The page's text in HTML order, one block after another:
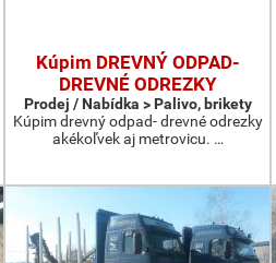
Kúpim DREVNÝ ODPAD-
DREVNÉ ODREZKY
Prodej / Nabídka > Palivo, brikety
Kúpim drevný odpad- drevné odrezky
akékoľvek aj metrovicu. …